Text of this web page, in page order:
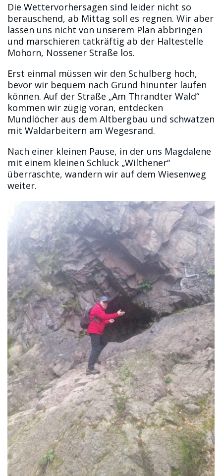
Die Wettervorhersagen sind leider nicht so
berauschend, ab Mittag soll es regnen. Wir aber
lassen uns nicht von unserem Plan abbringen
und marschieren tatkräftig ab der Haltestelle
Mohorn, Nossener Straße los.
Erst einmal müssen wir den Schulberg hoch,
bevor wir bequem nach Grund hinunter laufen
können. Auf der Straße „Am Thrandter Wald“
kommen wir zügig voran, entdecken
Mundlöcher aus dem Altbergbau und schwatzen
mit Waldarbeitern am Wegesrand.
Nach einer kleinen Pause, in der uns Magdalene
mit einem kleinen Schluck „Wilthener“
überraschte, wandern wir auf dem Wiesenweg
weiter.